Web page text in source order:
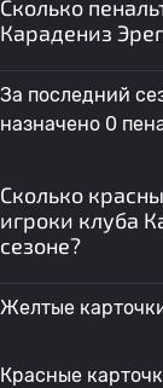
Сколько
Карадениз
За последний
назначено 0
Сколько
игроки клуба
сезоне?
Желтые
Красные